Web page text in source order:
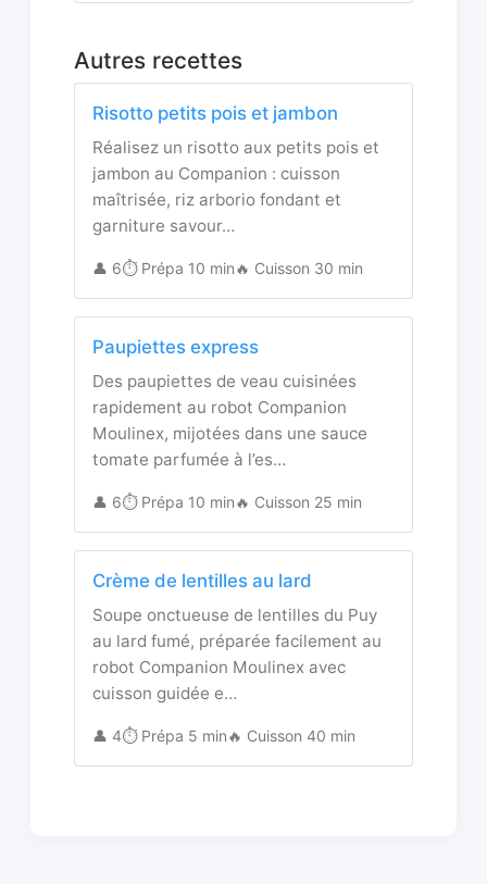
Autres recettes
Risotto petits pois et jambon
Réalisez un risotto aux petits pois et
jambon au Companion : cuisson
maîtrisée, riz arborio fondant et
garniture savour…
👤 6⏱️ Prépa 10 min🔥 Cuisson 30 min
Paupiettes express
Des paupiettes de veau cuisinées
rapidement au robot Companion
Moulinex, mijotées dans une sauce
tomate parfumée à l’es…
👤 6⏱️ Prépa 10 min🔥 Cuisson 25 min
Crème de lentilles au lard
Soupe onctueuse de lentilles du Puy
au lard fumé, préparée facilement au
robot Companion Moulinex avec
cuisson guidée e…
👤 4⏱️ Prépa 5 min🔥 Cuisson 40 min